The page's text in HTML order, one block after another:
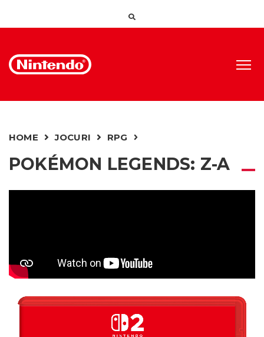
HOME JOCURI RPG
POKÉMON LEGENDS: Z-A